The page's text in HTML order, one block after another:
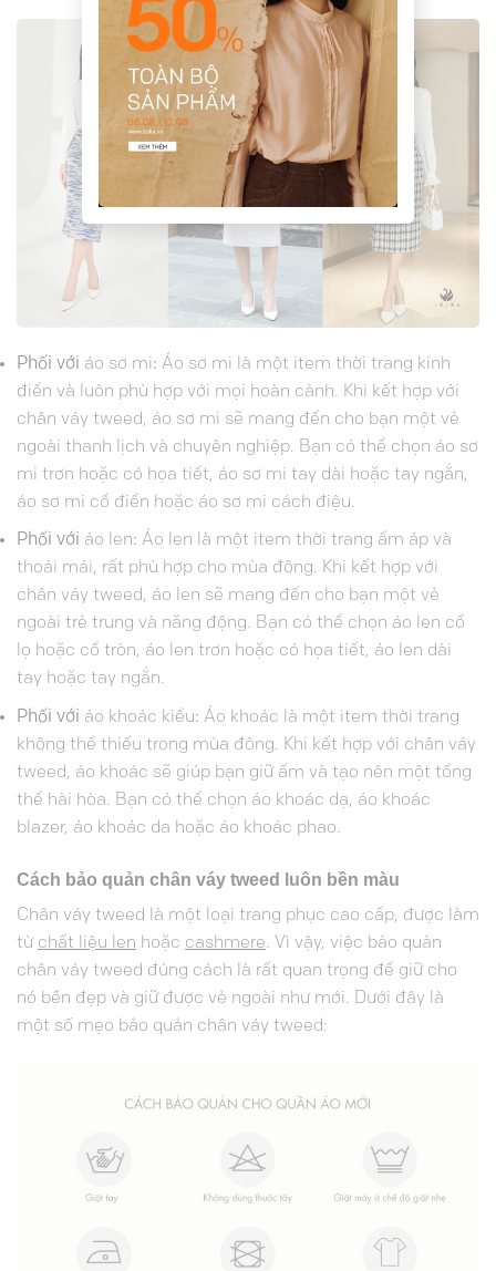
Phối với áo sơ mi: Áo sơ mi là một item thời trang kinh
điển và luôn phù hợp với mọi hoàn cảnh. Khi kết hợp với
chân váy tweed, áo sơ mi sẽ mang đến cho bạn một vẻ
ngoài thanh lịch và chuyên nghiệp. Bạn có thể chọn áo sơ
mi trơn hoặc có họa tiết, áo sơ mi tay dài hoặc tay ngắn,
áo sơ mi cổ điển hoặc áo sơ mi cách điệu.
Phối với áo len: Áo len là một item thời trang ấm áp và
thoải mái, rất phù hợp cho mùa đông. Khi kết hợp với
chân váy tweed, áo len sẽ mang đến cho bạn một vẻ
ngoài trẻ trung và năng động. Bạn có thể chọn áo len cổ
lọ hoặc cổ tròn, áo len trơn hoặc có họa tiết, áo len dài
tay hoặc tay ngắn.
Phối với áo khoác kiểu: Áo khoác là một item thời trang
không thể thiếu trong mùa đông. Khi kết hợp với chân váy
tweed, áo khoác sẽ giúp bạn giữ ấm và tạo nên một tổng
thể hài hòa. Bạn có thể chọn áo khoác dạ, áo khoác
blazer, áo khoác da hoặc áo khoác phao.
Cách bảo quản chân váy tweed luôn bền màu
Chân váy tweed là một loại trang phục cao cấp, được làm
từ chất liệu len hoặc cashmere. Vì vậy, việc bảo quản
chân váy tweed đúng cách là rất quan trọng để giữ cho
nó bền đẹp và giữ được vẻ ngoài như mới. Dưới đây là
một số mẹo bảo quản chân váy tweed: